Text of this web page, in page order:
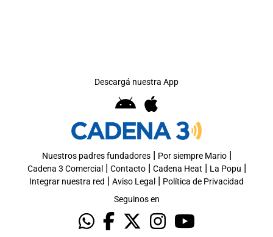
Descargá nuestra App
Nuestros padres fundadores| Por siempre Mario|
Cadena 3 Comercial | Contacto| Cadena Heat | La Popu |
Integrar nuestra red | Aviso Legal | Política de Privacidad
Seguinos en